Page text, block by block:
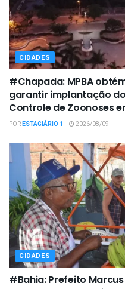
CIDADES
#Chapada: MPBA
garantir implantação
Controle de Zoonoses
PORESTAGIÁRIO 1 2026/08/09
CIDADES
#Bahia: Prefeito